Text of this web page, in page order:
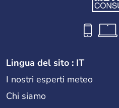
Lingua del sito : IT
I nostri esperti meteo
Chi siamo